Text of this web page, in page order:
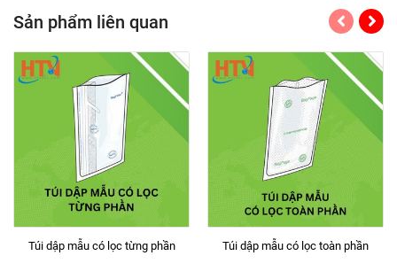
Sản phẩm liên quan
Túi dập mẫu có lọc từng phần Túi dập mẫu có lọc toàn phần